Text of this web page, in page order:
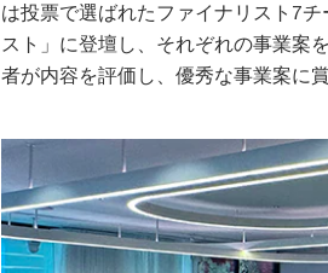
は投票で選ばれたファイナリスト7
スト」に登壇し、それぞれの事業案
者が内容を評価し、優秀な事業案に